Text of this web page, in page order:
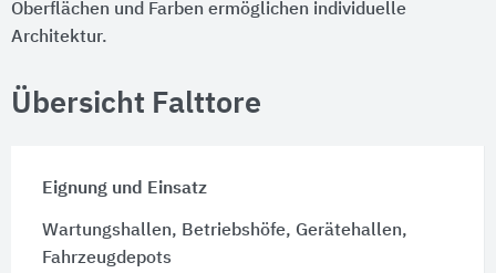
Oberflächen und Farben ermöglichen individuelle
Architektur.
Übersicht Falttore
Eignung und Einsatz
Wartungshallen, Betriebshöfe, Gerätehallen,
Fahrzeugdepots